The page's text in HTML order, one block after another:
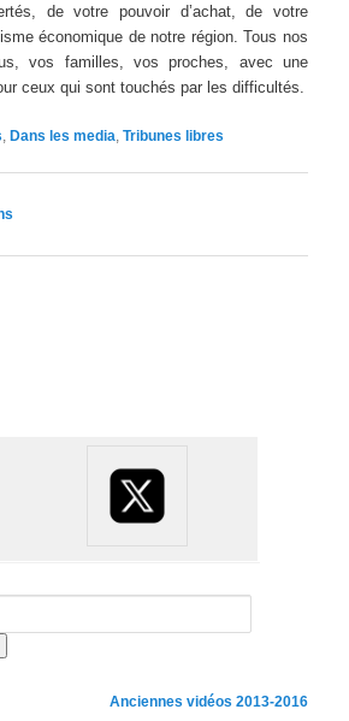
de votre pouvoir d’achat, de votre
économique de notre région. Tous nos
vos familles, vos proches, avec une
ceux qui sont touchés par les difficultés.
,Dans les media ,Tribunes libres
Anciennes vidéos 2013-2016